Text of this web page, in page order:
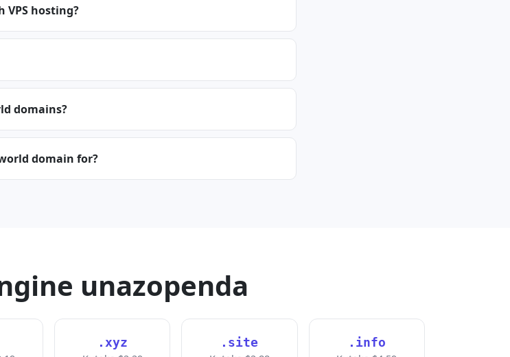
VPS hosting?
domains?
domain for?
unazopenda
.xyz .site .info